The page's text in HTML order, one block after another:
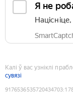
Я не
Калі ў вас узніклі
сувязі
9176536535720434703: